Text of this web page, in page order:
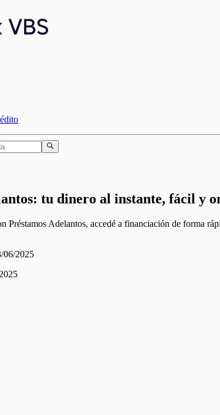
tu dinero al instante, fácil y
Préstamos Adelantos, accedé a financiación de forma
06/2025